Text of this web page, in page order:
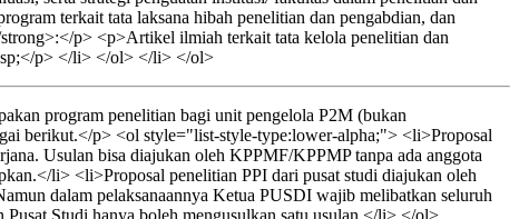
terkait tata laksana hibah penelitian dan pengabdian, dan
p> <p>Artikel ilmiah terkait tata kelola penelitian dan
p> </li> </ol> </li> </ol>
program penelitian bagi unit pengelola P2M (bukan
berikut.</p> <ol style="list-style-type:lower-alpha;"> <li>Proposal
Usulan bisa diajukan oleh KPPMF/KPPMP tanpa ada anggota
li> <li>Proposal penelitian PPI dari pusat studi diajukan oleh
dalam pelaksanaannya Ketua PUSDI wajib melibatkan seluruh
Studi hanya boleh mengusulkan satu usulan.</li> </ol>